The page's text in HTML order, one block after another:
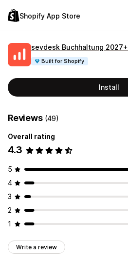
Shopify App Store
sevdesk Buchhaltung 2027+
Built for Shopify
Install
Reviews (49)
Overall rating
4.3
5
4
3
2
1
Write a review